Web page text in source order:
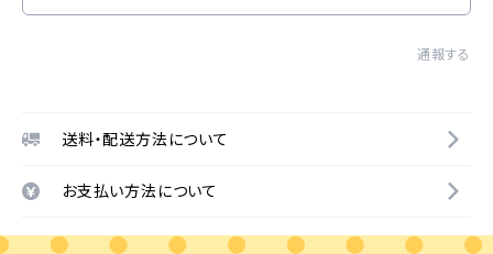
通報する
送料・配送方法について
お支払い方法について